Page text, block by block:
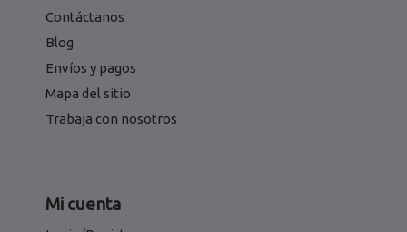
Contáctanos
Blog
Envíos y pagos
Mapa del sitio
Trabaja con nosotros
Mi cuenta